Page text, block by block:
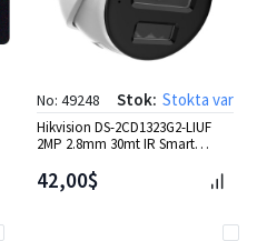
No: 49248 Stok: Stokta var
Hikvision DS-2CD1323G2-LIUF
2MP 2.8mm 30mt IR Smart
42,00$